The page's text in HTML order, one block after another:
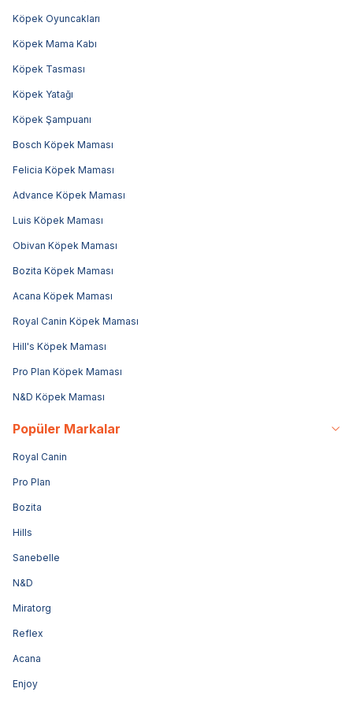
Köpek Oyuncakları
Köpek Mama Kabı
Köpek Tasması
Köpek Yatağı
Köpek Şampuanı
Bosch Köpek Maması
Felicia Köpek Maması
Advance Köpek Maması
Luis Köpek Maması
Obivan Köpek Maması
Bozita Köpek Maması
Acana Köpek Maması
Royal Canin Köpek Maması
Hill's Köpek Maması
Pro Plan Köpek Maması
N&D Köpek Maması
Popüler Markalar
Royal Canin
Pro Plan
Bozita
Hills
Sanebelle
N&D
Miratorg
Reflex
Acana
Enjoy